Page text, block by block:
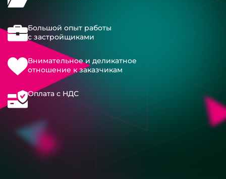
Большой опыт работы
с застройщиками
Внимательное и деликатное
отношение к заказчикам
Оплата с НДС